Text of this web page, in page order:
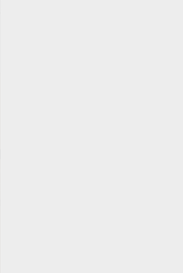
Una aventura de
decorar tu cuarto.
¡Disfrútalo! Los
BARBIE EN UNA